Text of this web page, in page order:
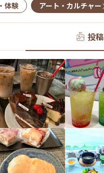
体験 アート・カルチャー
投稿